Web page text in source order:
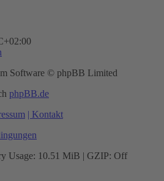
Software © phpBB Limited
phpBB.de
| Kontakt
Usage: 10.51 MiB | GZIP: Off